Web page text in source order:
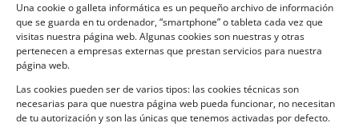
Una cookie o galleta informática es un pequeño archivo de información
que se guarda en tu ordenador, “smartphone” o tableta cada vez que
visitas nuestra página web. Algunas cookies son nuestras y otras
pertenecen a empresas externas que prestan servicios para nuestra
página web.
Las cookies pueden ser de varios tipos: las cookies técnicas son
necesarias para que nuestra página web pueda funcionar, no necesitan
de tu autorización y son las únicas que tenemos activadas por defecto.
Política de Cookies
CONTACTO